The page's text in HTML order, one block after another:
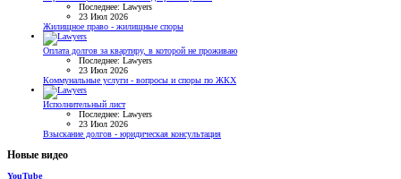
Последнее: Lawyers
23 Июл 2026
Жилищное право - жилищные споры
Оплата долгов за квартиру, в которой не проживаю
Последнее: Lawyers
23 Июл 2026
Коммунальные услуги - вопросы и споры по ЖКХ
Исполнительный лист
Последнее: Lawyers
23 Июл 2026
Взыскание долгов - юридическая консультация
Новые видео
YouTube